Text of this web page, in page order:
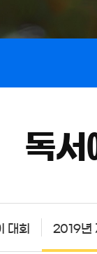
독서
대회 2019년